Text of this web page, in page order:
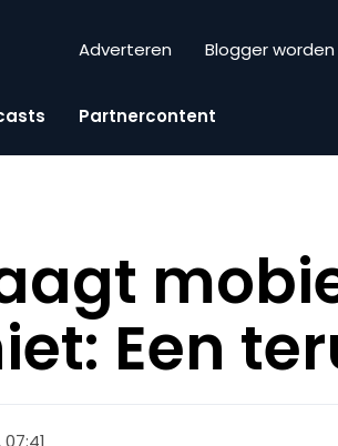
Adverteren Blogger worden
Partnercontent
Een